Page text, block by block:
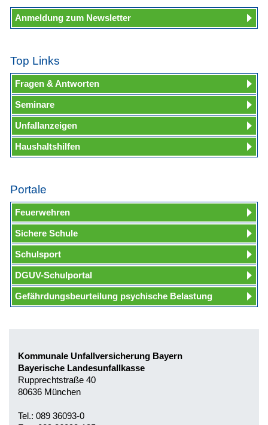
Anmeldung zum Newsletter
Top Links
Fragen & Antworten
Seminare
Unfallanzeigen
Haushaltshilfen
Portale
Feuerwehren
Sichere Schule
Schulsport
DGUV-Schulportal
Gefährdungsbeurteilung psychische Belastung
Kommunale Unfallversicherung Bayern
Bayerische Landesunfallkasse
Rupprechtstraße 40
80636 München
Tel.: 089 36093-0